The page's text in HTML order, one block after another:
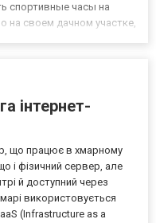
спортивные часы на
на своем дачном участке,
інтернет-
що працює в хмарному
і фізичний сервер, але
й доступний через
використовується
(Infrastructure as a